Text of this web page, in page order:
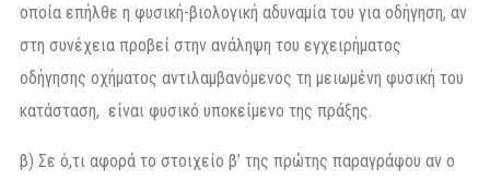
οποία επήλθε η φυσική-βιολογική αδυναμία του για οδήγηση, αν
στη συνέχεια προβεί στην ανάληψη του εγχειρήματος
οδήγησης οχήματος αντιλαμβανόμενος τη μειωμένη φυσική του
κατάσταση, είναι φυσικό υποκείμενο της πράξης.
β) Σε ό,τι αφορά το στοιχείο β’ της πρώτης παραγράφου αν ο